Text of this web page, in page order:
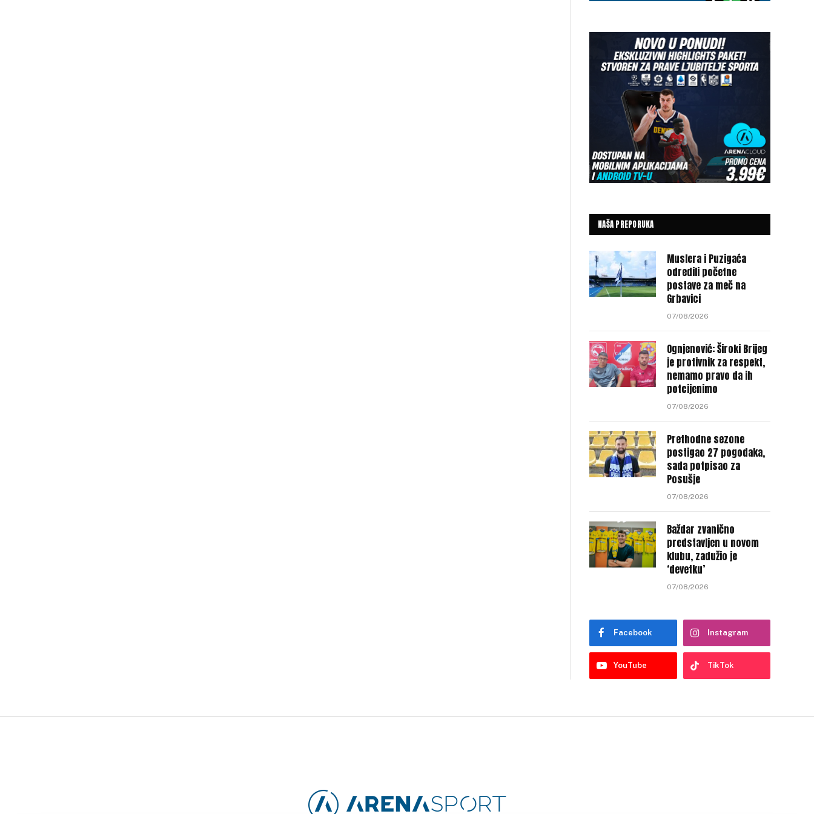
NAŠA PREPORUKA
Muslera i Puzigaća
odredili početne
postave za meč na
Grbavici
07/08/2026
Ognjenović: Široki Brijeg
je protivnik za respekt,
nemamo pravo da ih
potcijenimo
07/08/2026
Prethodne sezone
postigao 27 pogodaka,
sada potpisao za
Posušje
07/08/2026
Baždar zvanično
predstavljen u novom
klubu, zadužio je
‘devetku’
07/08/2026
Facebook Instagram
YouTube TikTok